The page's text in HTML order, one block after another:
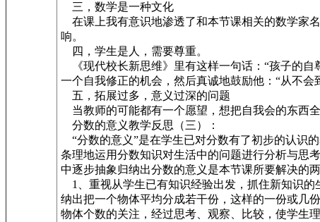
三，数学是一种文化
在课上我有意识地渗透了和本节课相关的数学家
响。
四，学生是人，需要尊重。
《现代校长新思维》里有这样一句话：“孩子的自
一个自我修正的机会，然后真诚地鼓励他：“从不
五，拓展过多，意义过深的问题
当教师的可能都有一个愿望，想把自我会的东西
分数的意义教学反思（三）：
“分数的意义”是在学生已对分数有了初步的认识
条理地运用分数知识对生活中的问题进行分析与思
中逐步抽象归纳出分数的意义是本节课所要解决的
1、重视从学生已有知识经验出发，抓住新知识的
纳出把一个物体平均分成若干份，这样的一份或几
物体个数的关注，经过思考、观察、比较，使学生